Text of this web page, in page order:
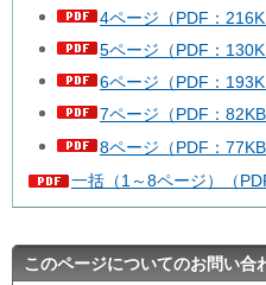
4ページ（PDF：
5ページ（PDF：
6ページ（PDF：
7ページ（PDF：82KB
8ページ（PDF：77KB
一括（1～8ページ）（
このページについてのお問い合